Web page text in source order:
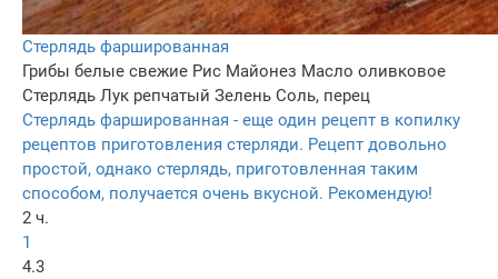
Стерлядь фаршированная
Грибы белые свежие Рис Майонез Масло оливковое
Стерлядь Лук репчатый Зелень Соль, перец
Стерлядь фаршированная - еще один рецепт в копилку
рецептов приготовления стерляди. Рецепт довольно
простой, однако стерлядь, приготовленная таким
способом, получается очень вкусной. Рекомендую!
2 ч.
1
4.3